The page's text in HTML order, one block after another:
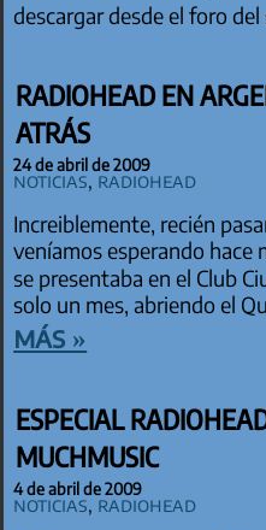
descargar desde el foro
RADIOHEAD EN
ATRÁS
24 de abril de 2009
Noticias, Radiohead
Increiblemente, recién
veníamos esperando
se presentaba en el Club
solo un mes, abriendo el
más »
ESPECIAL
MUCHMUSIC
4 de abril de 2009
Noticias, Radiohead